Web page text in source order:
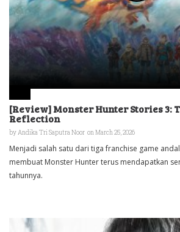
[Review] Monster Hunter Stories 3:
Reflection
byAndika Tri Saputra Noor on March 25, 2026
Menjadi salah satu dari tiga franchise game
membuat Monster Hunter terus mendapatkan
tahunnya.